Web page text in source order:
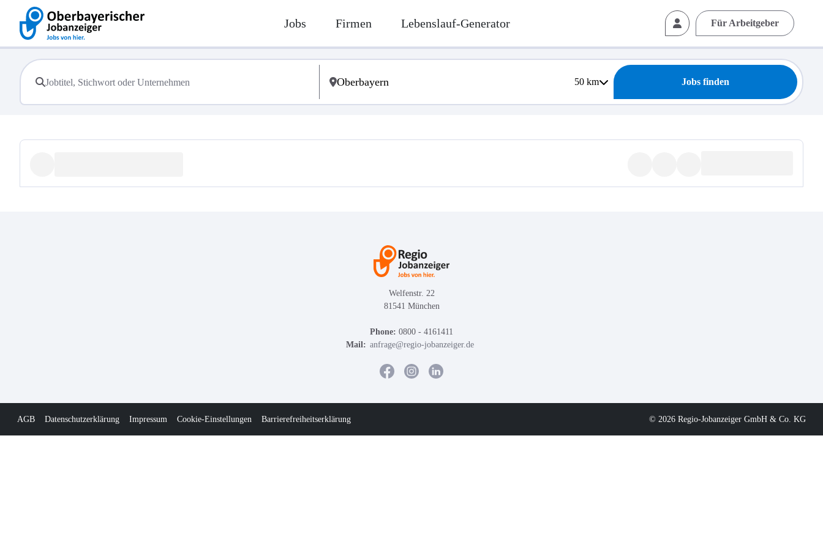
Jobs Firmen Lebenslauf-Generator Für Arbeitgeber
50km Jobs finden
Welfenstr. 22
81541 München
Phone: 0800 - 4161411
Mail: anfrage@regio-jobanzeiger.de
AGB Datenschutzerklärung Impressum Cookie-Einstellungen Barrierefreiheitserklärung © 2026 Regio-Jobanzeiger GmbH & Co. KG